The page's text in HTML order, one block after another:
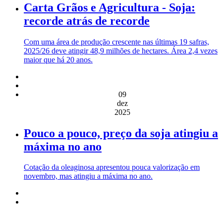
Carta Grãos e Agricultura - Soja:
recorde atrás de recorde
Com uma área de produção crescente nas últimas 19 safras,
2025/26 deve atingir 48,9 milhões de hectares. Área 2,4 vezes
maior que há 20 anos.
09
dez
2025
Pouco a pouco, preço da soja atingiu a
máxima no ano
Cotação da oleaginosa apresentou pouca valorização em
novembro, mas atingiu a máxima no ano.